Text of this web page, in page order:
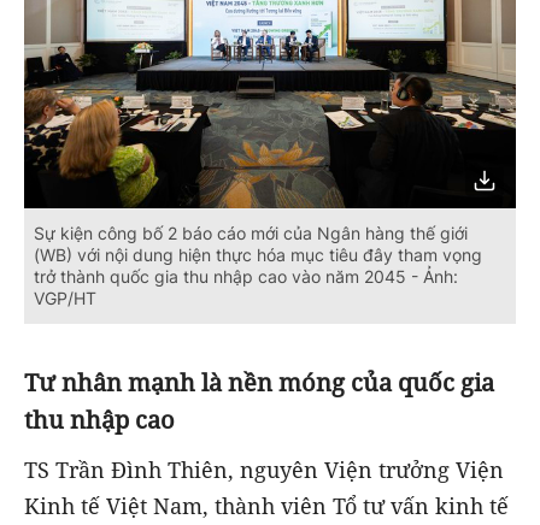
Sự kiện công bố 2 báo cáo mới của Ngân hàng thế giới
(WB) với nội dung hiện thực hóa mục tiêu đây tham vọng
trở thành quốc gia thu nhập cao vào năm 2045 - Ảnh:
VGP/HT
Tư nhân mạnh là nền móng của quốc gia
thu nhập cao
TS Trần Đình Thiên, nguyên Viện trưởng Viện
Kinh tế Việt Nam, thành viên Tổ tư vấn kinh tế